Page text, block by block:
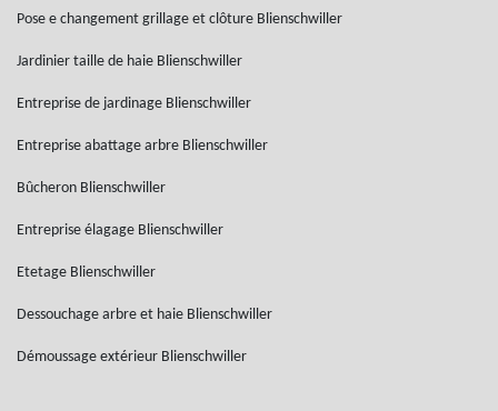
Pose e changement grillage et clôture Blienschwiller
Jardinier taille de haie Blienschwiller
Entreprise de jardinage Blienschwiller
Entreprise abattage arbre Blienschwiller
Bûcheron Blienschwiller
Entreprise élagage Blienschwiller
Etetage Blienschwiller
Dessouchage arbre et haie Blienschwiller
Démoussage extérieur Blienschwiller